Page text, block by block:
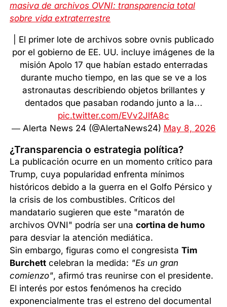
masiva de archivos OVNI: transparencia total
sobre vida extraterrestre
| El primer lote de archivos sobre ovnis publicado
por el gobierno de EE. UU. incluye imágenes de la
misión Apolo 17 que habían estado enterradas
durante mucho tiempo, en las que se ve a los
astronautas describiendo objetos brillantes y
dentados que pasaban rodando junto a la…
pic.twitter.com/EVv2JlfA8c
— Alerta News 24 (@AlertaNews24) May 8, 2026
¿Transparencia o estrategia política?
La publicación ocurre en un momento crítico para
Trump, cuya popularidad enfrenta mínimos
históricos debido a la guerra en el Golfo Pérsico y
la crisis de los combustibles. Críticos del
mandatario sugieren que este "maratón de
archivos OVNI" podría ser unacortina de humo
para desviar la atención mediática.
Sin embargo, figuras como el congresistaTim
Burchett celebran la medida: "Es un gran
comienzo", afirmó tras reunirse con el presidente.
El interés por estos fenómenos ha crecido
exponencialmente tras el estreno del documental